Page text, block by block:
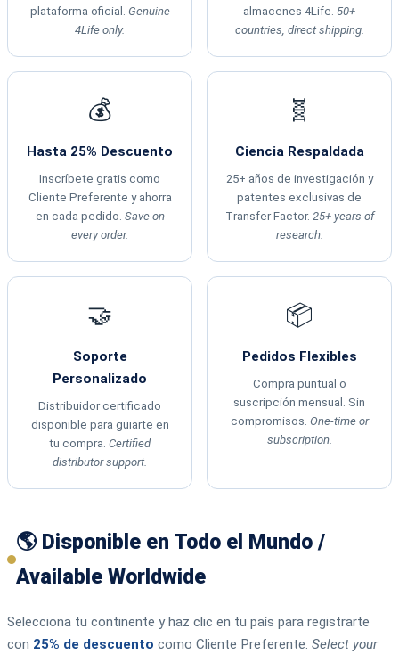
plataforma oficial. Genuine
4Life only.
almacenes 4Life. 50+
countries, direct shipping.
💰
Hasta 25% Descuento
Inscríbete gratis como
Cliente Preferente y ahorra
en cada pedido. Save on
every order.
🧬
Ciencia Respaldada
25+ años de investigación y
patentes exclusivas de
Transfer Factor. 25+ years of
research.
🤝
Soporte
Personalizado
Distribuidor certificado
disponible para guiarte en
tu compra. Certified
distributor support.
📦
Pedidos Flexibles
Compra puntual o
suscripción mensual. Sin
compromisos. One-time or
subscription.
🌎 Disponible en Todo el Mundo /
Available Worldwide
Selecciona tu continente y haz clic en tu país para registrarte
con 25% de descuento como Cliente Preferente. Select your